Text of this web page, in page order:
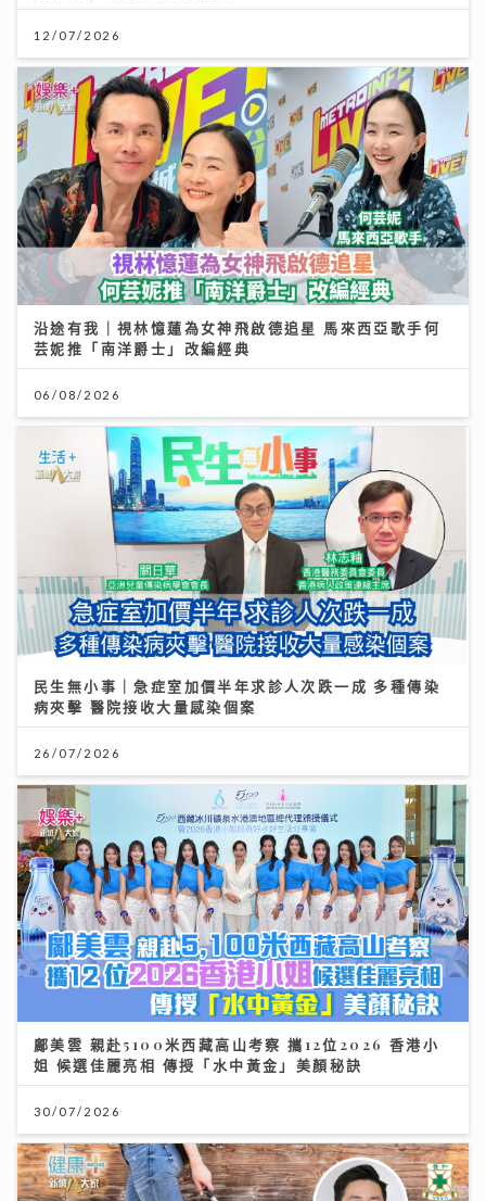
12/07/2026
沿途有我｜視林憶蓮為女神飛啟德追星 馬來西亞歌手何
芸妮推「南洋爵士」改編經典
06/08/2026
民生無小事｜急症室加價半年求診人次跌一成 多種傳染
病夾擊 醫院接收大量感染個案
26/07/2026
鄺美雲 親赴5100米西藏高山考察 攜12位2026 香港小
姐 候選佳麗亮相 傳授「水中黃金」美顏秘訣
30/07/2026